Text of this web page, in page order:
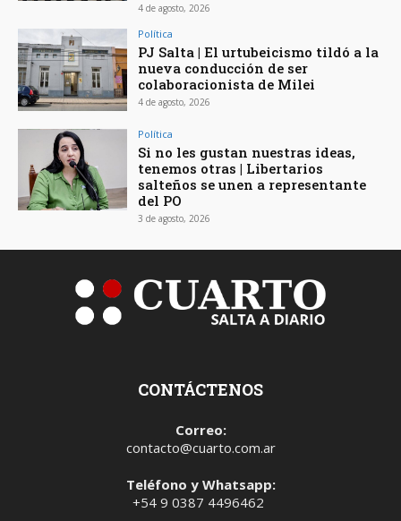
4 de agosto, 2026
Política
PJ Salta | El urtubeicismo tildó a la
nueva conducción de ser
colaboracionista de Milei
4 de agosto, 2026
Política
Si no les gustan nuestras ideas,
tenemos otras | Libertarios
salteños se unen a representante
del PO
3 de agosto, 2026
CONTÁCTENOS
Correo:
contacto@cuarto.com.ar
Teléfono y Whatsapp:
+54 9 0387 4496462